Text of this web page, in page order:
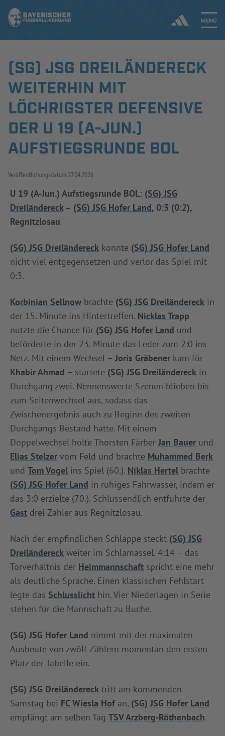
MENÜ
Jetzt einloggen
ERGEBNISSE & WETTBEWERBE
NEUIGKEITEN
SPIELBETRIEB & VERBANDSLEBEN
AUSBILDUNG & FÖRDERUNG
DER VERBAND
(SG) JSG DREILÄNDERECK
WEITERHIN MIT
LÖCHRIGSTER DEFENSIVE
DER U 19 (A-JUN.)
AUFSTIEGSRUNDE BOL
Veröffentlichungsdatum 27.04.2026
U 19 (A-Jun.) Aufstiegsrunde BOL: (SG) JSG
Dreiländereck– (SG) JSG Hofer Land, 0:3 (0:2),
Regnitzlosau
(SG) JSG Dreiländereck konnte (SG) JSG Hofer Land
nicht viel entgegensetzen und verlor das Spiel mit
0:3.
Korbinian Sellnow brachte (SG) JSG Dreiländereck in
der 15. Minute ins Hintertreffen. Nicklas Trapp
nutzte die Chance für (SG) JSG Hofer Land und
beförderte in der 23. Minute das Leder zum 2:0 ins
Netz. Mit einem Wechsel – Joris Gräbener kam für
Khabir Ahmad – startete (SG) JSG Dreiländereck in
Durchgang zwei. Nennenswerte Szenen blieben bis
zum Seitenwechsel aus, sodass das
Zwischenergebnis auch zu Beginn des zweiten
Durchgangs Bestand hatte. Mit einem
Doppelwechsel holte Thorsten Färber Jan Bauer und
Elias Stelzer vom Feld und brachte Muhammed Berk
und Tom Vogel ins Spiel (60.). Niklas Hertel brachte
(SG) JSG Hofer Land in ruhiges Fahrwasser, indem er
das 3:0 erzielte (70.). Schlussendlich entführte der
Gast drei Zähler aus Regnitzlosau.
Nach der empfindlichen Schlappe steckt (SG) JSG
Dreiländereck weiter im Schlamassel. 4:14 – das
Torverhältnis der Heimmannschaft spricht eine mehr
als deutliche Sprache. Einen klassischen Fehlstart
legte das Schlusslicht hin. Vier Niederlagen in Serie
stehen für die Mannschaft zu Buche.
(SG) JSG Hofer Land nimmt mit der maximalen
Ausbeute von zwölf Zählern momentan den ersten
Platz der Tabelle ein.
(SG) JSG Dreiländereck tritt am kommenden
Samstag bei FC Wiesla Hofan, (SG) JSG Hofer Land
empfängt am selben Tag TSV Arzberg-Röthenbach.